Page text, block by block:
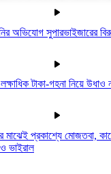
অভিযোগ সুপারভাইজারের
টাকা-গহনা নিয়ে
প্রকাশ্যে মোজতবা,
ভাইরাল